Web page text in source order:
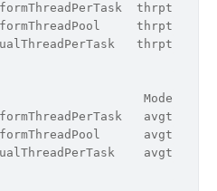
thrpt
thrpt
thrpt
Mode
avgt
avgt
avgt